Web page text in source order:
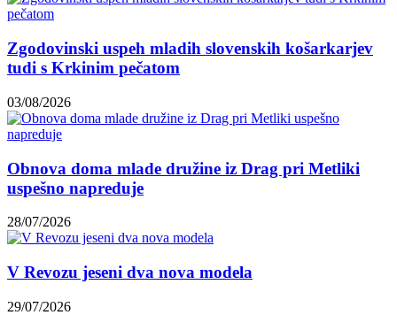
Zgodovinski uspeh mladih slovenskih košarkarjev
tudi s Krkinim pečatom
03/08/2026
Obnova doma mlade družine iz Drag pri Metliki
uspešno napreduje
28/07/2026
V Revozu jeseni dva nova modela
29/07/2026